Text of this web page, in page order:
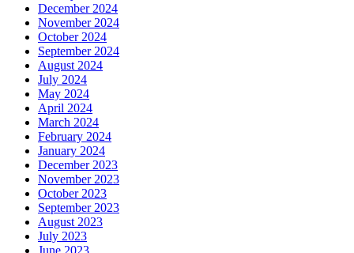
December 2024
November 2024
October 2024
September 2024
August 2024
July 2024
May 2024
April 2024
March 2024
February 2024
January 2024
December 2023
November 2023
October 2023
September 2023
August 2023
July 2023
June 2023